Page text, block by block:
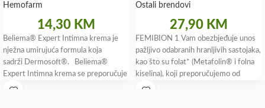
Hemofarm
14,30 KM
Beliema® Expert Intimna krema je
nježna umirujuća formula koja
sadrži Dermosoft®. Beliema®
Expert Intimna krema se preporučuje
za primjenu na koži
Ostali brendovi
27,90 KM
FEMIBION 1 Vam obezbjeđuje unos
pažljivo odabranih hranljivih sastojaka,
kao što su folat* (Metafolin® i folna
kiselina), koji preporučujemo od
početka planiranja